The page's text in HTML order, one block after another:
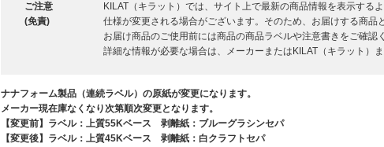
ご注意
(免責)
KILAT（キラット）では、サイト上で最新の商品情報を表示する
仕様が変更される場合がございます。そのため、お届けする商品
お届け商品のご使用前には商品の商品ラベルや注意書きをご確
詳細な情報が必要な場合は、メーカーまたはKILAT（キラット）
ナナフォーム製品（連続ラベル）の原紙が変更になります。
メーカー現在庫なくなり次第順次変更となります。
【変更前】ラベル：上質55Kベース 剥離紙：ブルーグラシンセパ
【変更後】ラベル：上質45Kベース 剥離紙：白クラフトセパ